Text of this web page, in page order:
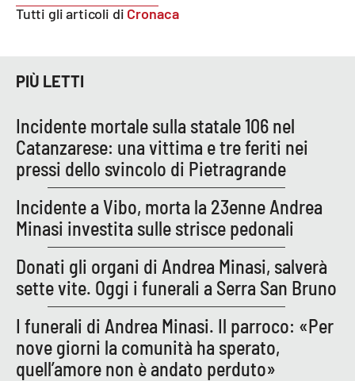
Android
Tutti gli articoli di Cronaca
PIÙ LETTI
Incidente mortale sulla statale 106 nel
Catanzarese: una vittima e tre feriti nei
pressi dello svincolo di Pietragrande
Incidente a Vibo, morta la 23enne Andrea
Minasi investita sulle strisce pedonali
Donati gli organi di Andrea Minasi, salverà
sette vite. Oggi i funerali a Serra San Bruno
I funerali di Andrea Minasi. Il parroco: «Per
nove giorni la comunità ha sperato,
quell’amore non è andato perduto»